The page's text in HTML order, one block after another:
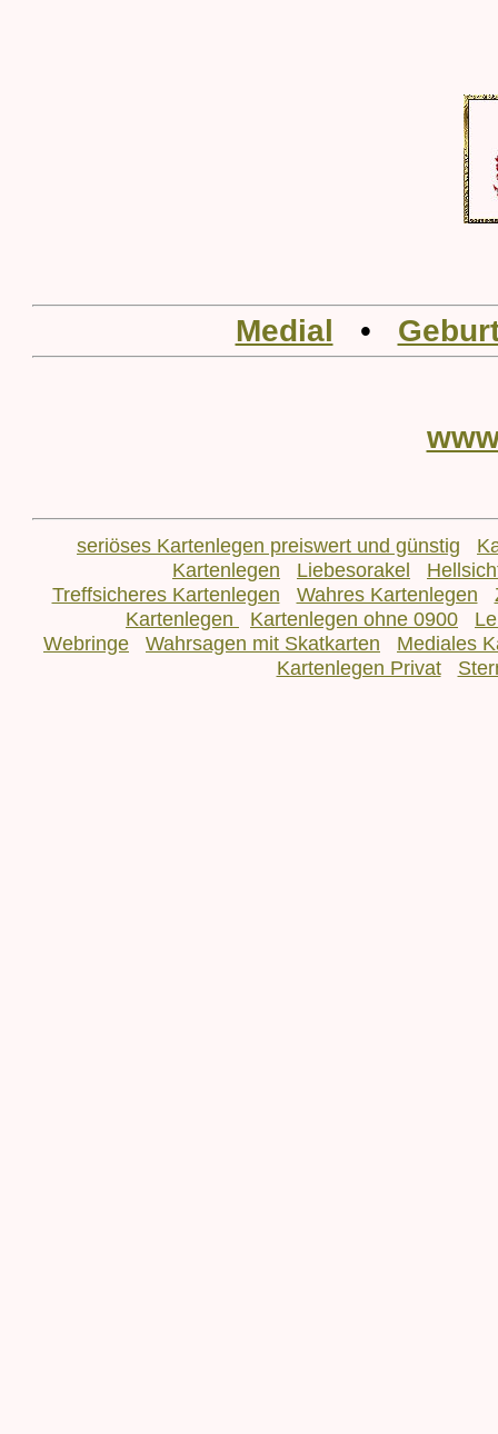
Medial •
seriöses Kartenlegen preiswert und günstig
Kartenlegen
Liebesorakel
Treffsicheres Kartenlegen
Wahres Kartenlegen
Kartenlegen
Kartenlegen ohne 0900
Webringe
Wahrsagen mit Skatkarten
Mediales
Kartenlegen Privat